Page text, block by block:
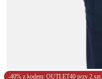
-40% z kodem: OUTLET40 przy 2 szt.